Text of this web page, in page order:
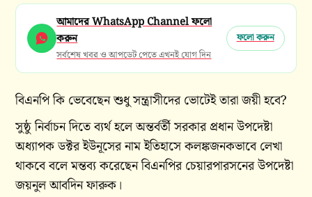
আমাদের WhatsApp Channel ফলো
করুন
সর্বশেষ খবর ও আপডেট পেতে এখনই যোগ দিন
ফলো করুন
বিএনপি কি ভেবেছেন শুধু সন্ত্রাসীদের ভোটেই তারা জয়ী হবে?
সুষ্ঠু নির্বাচন দিতে ব্যর্থ হলে অন্তর্বর্তী সরকার প্রধান উপদেষ্টা
অধ্যাপক ডক্টর ইউনূসের নাম ইতিহাসে কলঙ্কজনকভাবে লেখা
থাকবে বলে মন্তব্য করেছেন বিএনপির চেয়ারপারসনের উপদেষ্টা
জয়নুল আবদিন ফারুক।